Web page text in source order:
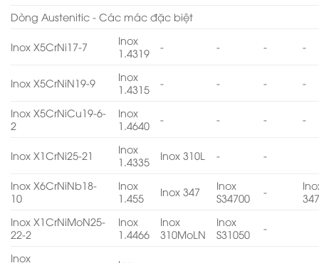
Dòng Austenitic - Các mác đặc biệt
Inox X5CrNi17-7
Inox
1.4319
- - - -
Inox X5CrNiN19-9
Inox
1.4315
- - - -
Inox X5CrNiCu19-6-
2
Inox
1.4640
- - - -
Inox X1CrNi25-21
Inox
1.4335
Inox 310L - -
Inox X6CrNiNb18-
10
Inox
1.455
Inox 347
Inox
S34700
-
Inox X1CrNiMoN25-
22-2
Inox
1.4466
Inox
310MoLN
Inox
S31050
-
Inox